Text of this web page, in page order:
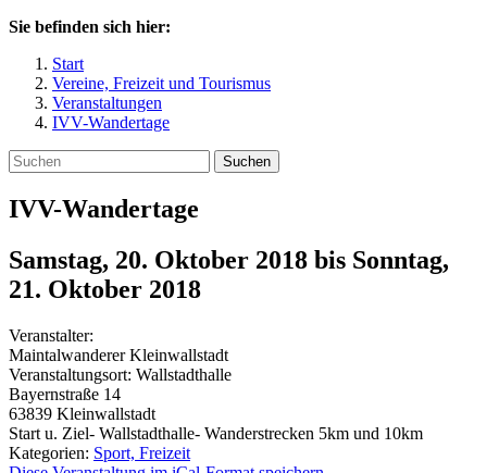
Sie befinden sich hier:
Start
Vereine, Freizeit und Tourismus
Veranstaltungen
IVV-Wandertage
Suchen
IVV-Wandertage
Samstag, 20. Oktober 2018 bis Sonntag,
21. Oktober 2018
Veranstalter:
Maintalwanderer Kleinwallstadt
Veranstaltungsort: Wallstadthalle
Bayernstraße 14
63839 Kleinwallstadt
Start u. Ziel- Wallstadthalle- Wanderstrecken 5km und 10km
Kategorien: Sport, Freizeit